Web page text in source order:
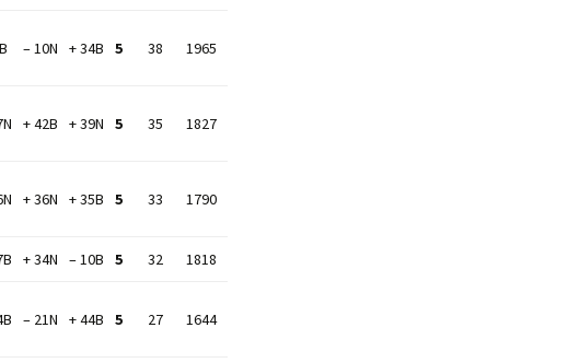
– 10N + 34B 5 38 1965
+ 42B + 39N 5 35 1827
+ 36N + 35B 5 33 1790
+ 34N – 10B 5 32 1818
– 21N + 44B 5 27 1644